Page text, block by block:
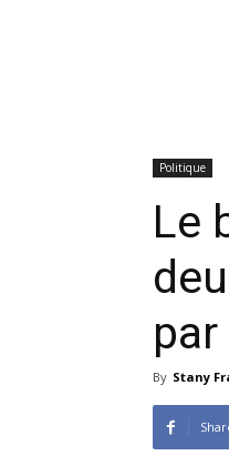
Politique
Le
By Stany